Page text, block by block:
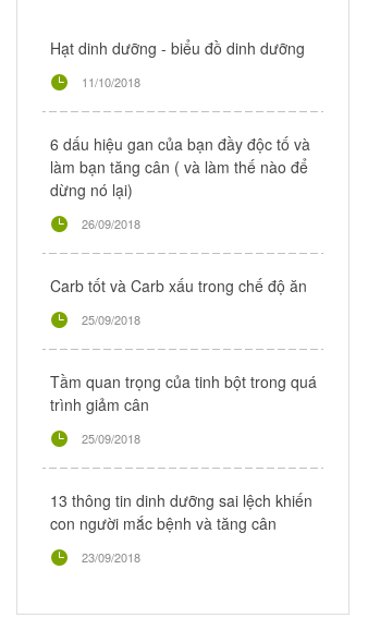
Hạt dinh dưỡng - biểu đồ dinh dưỡng
11/10/2018
6 dấu hiệu gan của bạn đầy độc tố và
làm bạn tăng cân ( và làm thế nào để
dừng nó lại)
26/09/2018
Carb tốt và Carb xấu trong chế độ ăn
25/09/2018
Tầm quan trọng của tinh bột trong quá
trình giảm cân
25/09/2018
13 thông tin dinh dưỡng sai lệch khiến
con người mắc bệnh và tăng cân
23/09/2018